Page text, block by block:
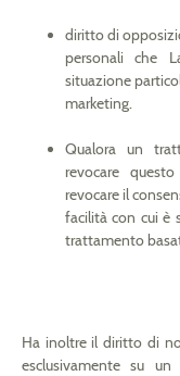
diritto di
personali che
situazione
marketing.
Qualora un
revocare
revocare il
facilità con cui è
trattamento
Ha inoltre il diritto di
esclusivamente su